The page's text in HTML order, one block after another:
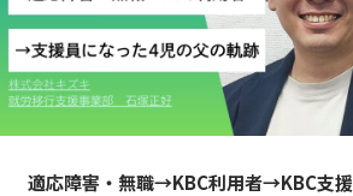
適応障害・無職→KBC利用者→KBC支援